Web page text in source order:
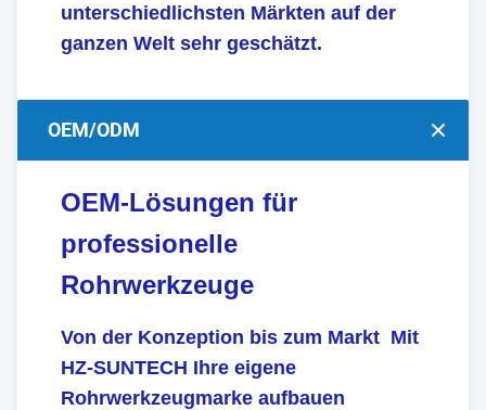
unterschiedlichsten Märkten auf der
ganzen Welt sehr geschätzt.
OEM/ODM
OEM-Lösungen für
professionelle
Rohrwerkzeuge
Von der Konzeption bis zum Markt ️ Mit
HZ-SUNTECH Ihre eigene
Rohrwerkzeugmarke aufbauen